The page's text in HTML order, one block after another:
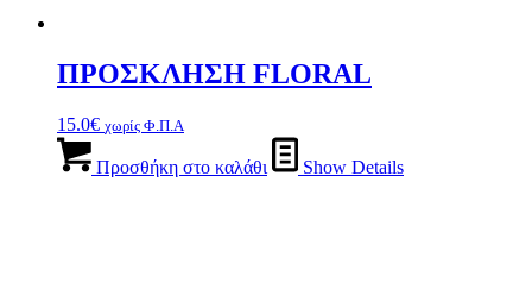
ΠΡΟΣΚΛΗΣΗ FLORAL
15.0€ χωρίς Φ.Π.Α
Προσθήκη στο καλάθι Show Details